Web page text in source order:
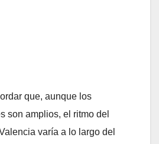
que, aunque los
son amplios, el ritmo del
varía a lo largo del